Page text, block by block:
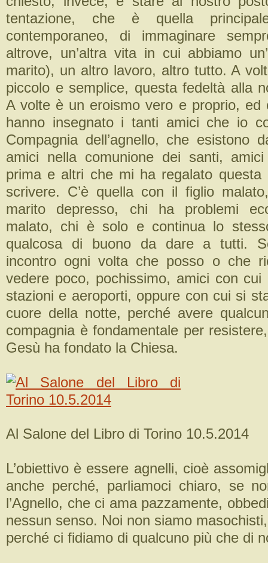
tentazione, che è quella
contemporaneo, di immaginare
altrove, un’altra vita in cui abbiamo
marito), un altro lavoro, altro tutto. A
piccolo e semplice, questa fedeltà alla
A volte è un eroismo vero e proprio, ed
hanno insegnato i tanti amici che io
Compagnia dell’agnello, che esistono
amici nella comunione dei santi,
prima e altri che mi ha regalato questa
scrivere. C’è quella con il figlio
marito depresso, chi ha problemi
malato, chi è solo e continua lo
qualcosa di buono da dare a tutti.
incontro ogni volta che posso o che
vedere poco, pochissimo, amici con
stazioni e aeroporti, oppure con cui si
cuore della notte, perché avere
compagnia è fondamentale per
Gesù ha fondato la Chiesa.
Al Salone del Libro di Torino 10.5.2014
L’obiettivo è essere agnelli, cioè
anche perché, parliamoci chiaro, se
l’Agnello, che ci ama pazzamente,
nessun senso. Noi non siamo
perché ci fidiamo di qualcuno più che di